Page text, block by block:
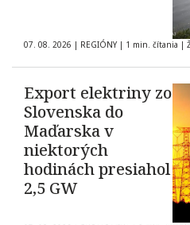
07. 08. 2026 | REGIÓNY | 1 min. čítania |
Export elektriny zo
Slovenska do
Maďarska v
niektorých
hodinách presiahol
2,5 GW